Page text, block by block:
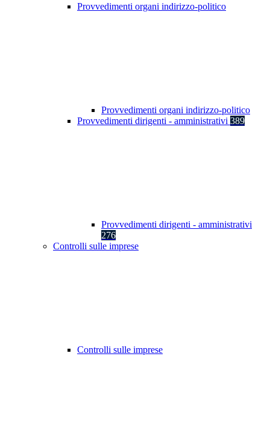
Provvedimenti organi indirizzo-politico
Provvedimenti organi indirizzo-politico
Provvedimenti dirigenti - amministrativi 389
Provvedimenti dirigenti - amministrativi
276
Controlli sulle imprese
Controlli sulle imprese